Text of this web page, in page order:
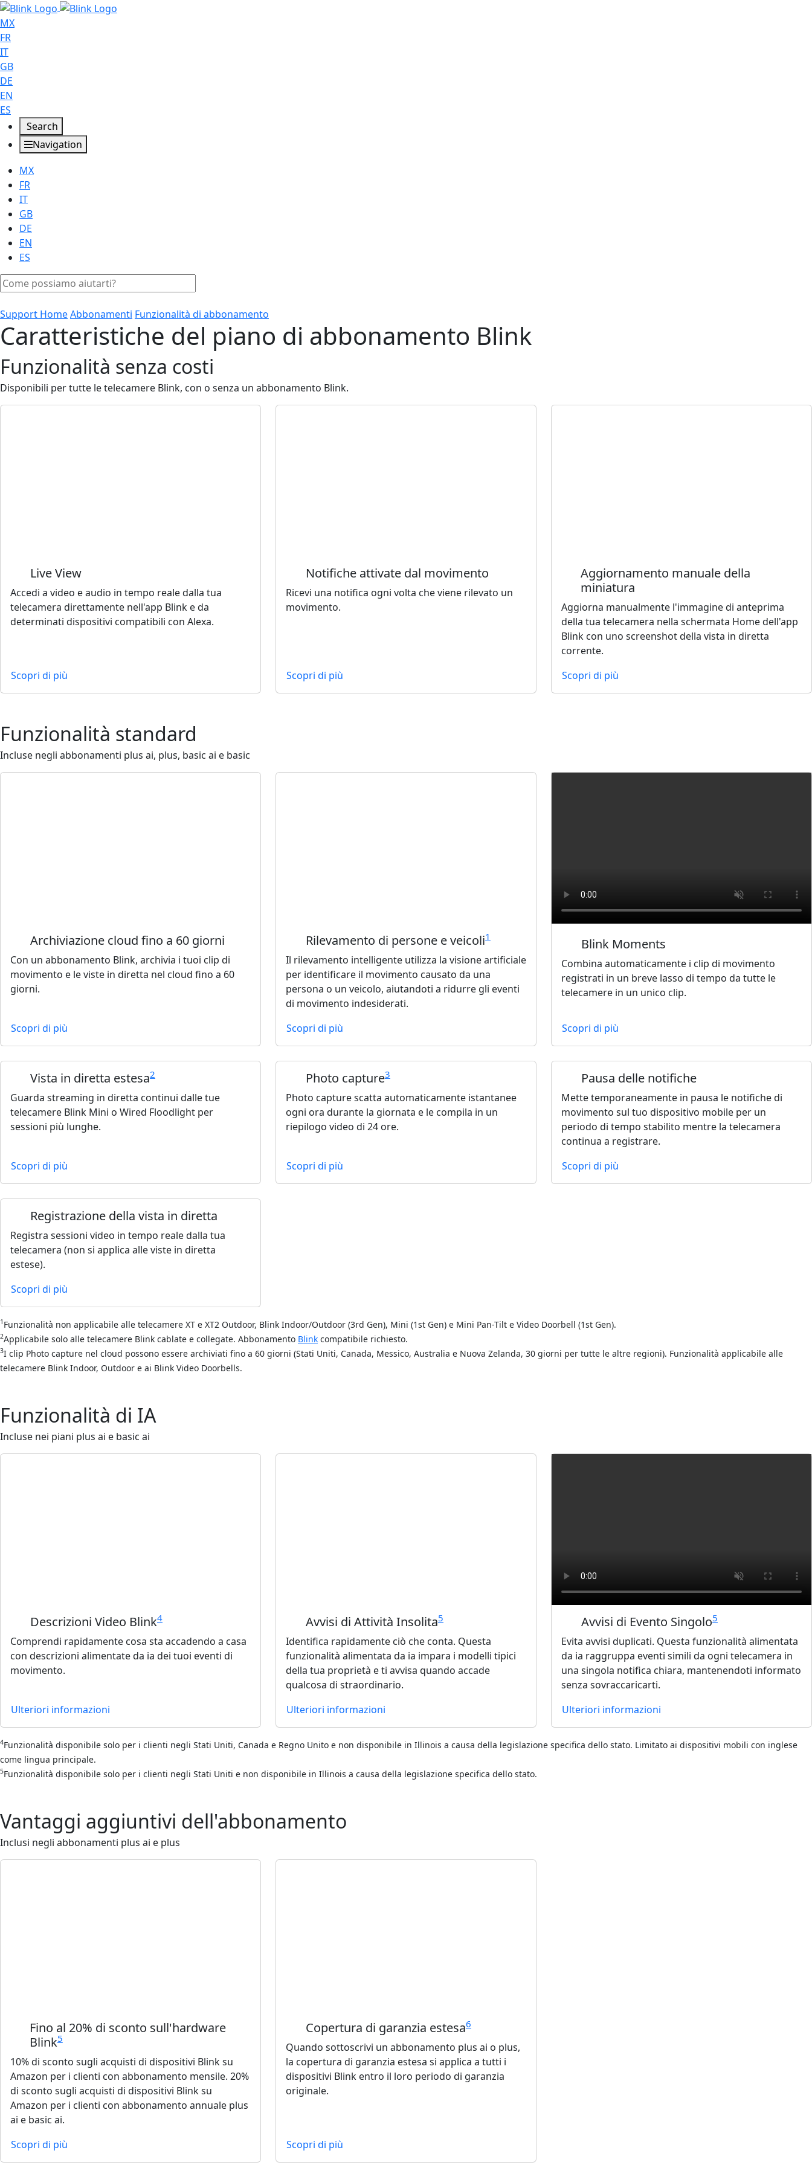
MX
FR
IT
GB
DE
EN
ES
Search
Navigation
MX
FR
IT
GB
DE
EN
ES
Support HomeAbbonamenti Funzionalità di abbonamento
Caratteristiche del piano di abbonamento Blink
Funzionalità senza costi
Disponibili per tutte le telecamere Blink, con o senza un abbonamento Blink.
Live View
Accedi a video e audio in tempo reale dalla tua
telecamera direttamente nell'app Blink e da
determinati dispositivi compatibili con Alexa.
Scopri di più
Notifiche attivate dal movimento
Ricevi una notifica ogni volta che viene rilevato un
movimento.
Scopri di più
Aggiornamento manuale della
miniatura
Aggiorna manualmente l'immagine di anteprima
della tua telecamera nella schermata Home dell'app
Blink con uno screenshot della vista in diretta
corrente.
Scopri di più
Funzionalità standard
Incluse negli abbonamenti plus ai, plus, basic ai e basic
Archiviazione cloud fino a 60 giorni
Con un abbonamento Blink, archivia i tuoi clip di
movimento e le viste in diretta nel cloud fino a 60
giorni.
Scopri di più
Rilevamento di persone e veicoli1
Il rilevamento intelligente utilizza la visione artificiale
per identificare il movimento causato da una
persona o un veicolo, aiutandoti a ridurre gli eventi
di movimento indesiderati.
Scopri di più
Blink Moments
Combina automaticamente i clip di movimento
registrati in un breve lasso di tempo da tutte le
telecamere in un unico clip.
Scopri di più
Vista in diretta estesa2
Guarda streaming in diretta continui dalle tue
telecamere Blink Mini o Wired Floodlight per
sessioni più lunghe.
Scopri di più
Photo capture3
Photo capture scatta automaticamente istantanee
ogni ora durante la giornata e le compila in un
riepilogo video di 24 ore.
Scopri di più
Pausa delle notifiche
Mette temporaneamente in pausa le notifiche di
movimento sul tuo dispositivo mobile per un
periodo di tempo stabilito mentre la telecamera
continua a registrare.
Scopri di più
Registrazione della vista in diretta
Registra sessioni video in tempo reale dalla tua
telecamera (non si applica alle viste in diretta
estese).
Scopri di più
1 Funzionalità non applicabile alle telecamere XT e XT2 Outdoor, Blink Indoor/Outdoor (3rd Gen), Mini (1st Gen) e Mini Pan-Tilt e Video Doorbell (1st Gen).
2Applicabile solo alle telecamere Blink cablate e collegate. Abbonamento Blink compatibile richiesto.
3I clip Photo capture nel cloud possono essere archiviati fino a 60 giorni (Stati Uniti, Canada, Messico, Australia e Nuova Zelanda, 30 giorni per tutte le altre regioni). Funzionalità applicabile alle
telecamere Blink Indoor, Outdoor e ai Blink Video Doorbells.
Funzionalità di IA
Incluse nei piani plus ai e basic ai
Descrizioni Video Blink4
Comprendi rapidamente cosa sta accadendo a casa
con descrizioni alimentate da ia dei tuoi eventi di
movimento.
Ulteriori informazioni
Avvisi di Attività Insolita5
Identifica rapidamente ciò che conta. Questa
funzionalità alimentata da ia impara i modelli tipici
della tua proprietà e ti avvisa quando accade
qualcosa di straordinario.
Ulteriori informazioni
Avvisi di Evento Singolo5
Evita avvisi duplicati. Questa funzionalità alimentata
da ia raggruppa eventi simili da ogni telecamera in
una singola notifica chiara, mantenendoti informato
senza sovraccaricarti.
Ulteriori informazioni
4Funzionalità disponibile solo per i clienti negli Stati Uniti, Canada e Regno Unito e non disponibile in Illinois a causa della legislazione specifica dello stato. Limitato ai dispositivi mobili con inglese
come lingua principale.
5Funzionalità disponibile solo per i clienti negli Stati Uniti e non disponibile in Illinois a causa della legislazione specifica dello stato.
Vantaggi aggiuntivi dell'abbonamento
Inclusi negli abbonamenti plus ai e plus
Fino al 20% di sconto sull'hardware
Blink5
10% di sconto sugli acquisti di dispositivi Blink su
Amazon per i clienti con abbonamento mensile. 20%
di sconto sugli acquisti di dispositivi Blink su
Amazon per i clienti con abbonamento annuale plus
ai e basic ai.
Scopri di più
Copertura di garanzia estesa6
Quando sottoscrivi un abbonamento plus ai o plus,
la copertura di garanzia estesa si applica a tutti i
dispositivi Blink entro il loro periodo di garanzia
originale.
Scopri di più